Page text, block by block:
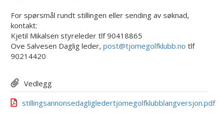
For spørsmål rundt stillingen eller sending av søknad,
kontakt:
Kjetil Mikalsen styreleder tlf 90418865
Ove Salvesen Daglig leder,post@tjomegolfklubb.no tlf
90214420
Vedlegg
stillingsannonsedagligledertjomegolfklubblangversjon.pdf